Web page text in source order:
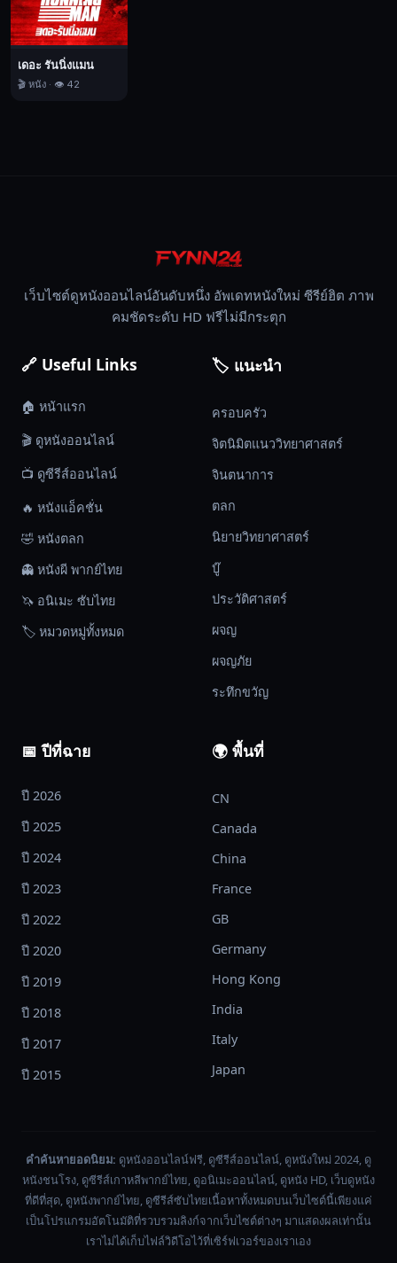
เดอะ รันนิ่งแมน
🎬 หนัง · 👁️ 42
เว็บไซต์ดูหนังออนไลน์อันดับหนึ่ง อัพเดทหนังใหม่ ซีรีย์ฮิต ภาพ
คมชัดระดับ HD ฟรีไม่มีกระตุก
🔗 Useful Links
🏠 หน้าแรก
🎬 ดูหนังออนไลน์
📺 ดูซีรีส์ออนไลน์
🔥 หนังแอ็คชั่น
🤣 หนังตลก
👻 หนังผี พากย์ไทย
🦄 อนิเมะ ซับไทย
🏷️ หมวดหมู่ทั้งหมด
🏷️ แนะนำ
ครอบครัว
จิตนิมิตแนววิทยาศาสตร์
จินตนาการ
ตลก
นิยายวิทยาศาสตร์
บู๊
ประวัติศาสตร์
ผจญ
ผจญภัย
ระทึกขวัญ
📅 ปีที่ฉาย
ปี 2026
ปี 2025
ปี 2024
ปี 2023
ปี 2022
ปี 2020
ปี 2019
ปี 2018
ปี 2017
ปี 2015
🌍 พื้นที่
CN
Canada
China
France
GB
Germany
Hong Kong
India
Italy
Japan
คำค้นหายอดนิยม: ดูหนังออนไลน์ฟรี, ดูซีรีส์ออนไลน์, ดูหนังใหม่ 2024, ดู
หนังชนโรง, ดูซีรีส์เกาหลีพากย์ไทย, ดูอนิเมะออนไลน์, ดูหนัง HD, เว็บดูหนัง
ที่ดีที่สุด, ดูหนังพากย์ไทย, ดูซีรีส์ซับไทยเนื้อหาทั้งหมดบนเว็บไซต์นี้เพียงแค่
เป็นโปรแกรมอัตโนมัติที่รวบรวมลิงก์จากเว็บไซต์ต่างๆ มาแสดงผลเท่านั้น
เราไม่ได้เก็บไฟล์วิดีโอไว้ที่เซิร์ฟเวอร์ของเราเอง